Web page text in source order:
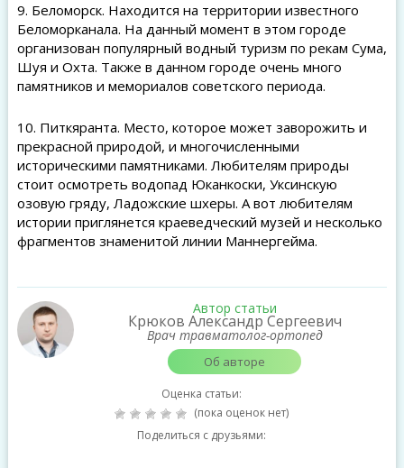
9. Беломорск. Находится на территории известного
Беломорканала. На данный момент в этом городе
организован популярный водный туризм по рекам Сума,
Шуя и Охта. Также в данном городе очень много
памятников и мемориалов советского периода.
10. Питкяранта. Место, которое может заворожить и
прекрасной природой, и многочисленными
историческими памятниками. Любителям природы
стоит осмотреть водопад Юканкоски, Уксинскую
озовую гряду, Ладожские шхеры. А вот любителям
истории приглянется краеведческий музей и несколько
фрагментов знаменитой линии Маннергейма.
Автор статьи
Крюков Александр Сергеевич
Врач травматолог-ортопед
Об авторе
Оценка статьи:
(пока оценок нет)
Поделиться с друзьями: